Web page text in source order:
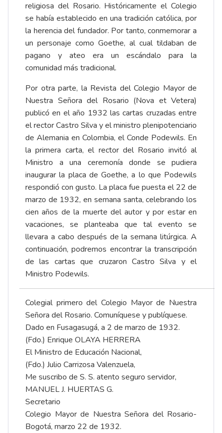
religiosa del Rosario. Históricamente el Colegio
se había establecido en una tradición católica, por
la herencia del fundador. Por tanto, conmemorar a
un personaje como Goethe, al cual tildaban de
pagano y ateo era un escándalo para la
comunidad más tradicional.
Por otra parte, la Revista del Colegio Mayor de
Nuestra Señora del Rosario (Nova et Vetera)
publicó en el año 1932 las cartas cruzadas entre
el rector Castro Silva y el ministro plenipotenciario
de Alemania en Colombia, el Conde Podewils. En
la primera carta, el rector del Rosario invitó al
Ministro a una ceremonía donde se pudiera
inaugurar la placa de Goethe, a lo que Podewils
respondió con gusto. La placa fue puesta el 22 de
marzo de 1932, en semana santa, celebrando los
cien años de la muerte del autor y por estar en
vacaciones, se planteaba que tal evento se
llevara a cabo después de la semana litúrgica. A
continuación, podremos encontrar la transcripción
de las cartas que cruzaron Castro Silva y el
Ministro Podewils.
Colegial primero del Colegio Mayor de Nuestra
Señora del Rosario. Comuníquese y publíquese.
Dado en Fusagasugá, a 2 de marzo de 1932.
(Fdo.) Enrique OLAYA HERRERA
El Ministro de Educación Nacional,
(Fdo.) Julio Carrizosa Valenzuela,
Me suscribo de S. S. atento seguro servidor,
MANUEL J. HUERTAS G.
Secretario
Colegio Mayor de Nuestra Señora del Rosario-
Bogotá, marzo 22 de 1932.